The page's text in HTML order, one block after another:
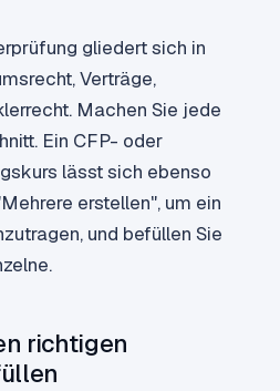
gliedert sich in
Verträge,
Machen Sie jede
Ein CFP- oder
lässt sich ebenso
erstellen", um ein
und befüllen Sie
richtigen